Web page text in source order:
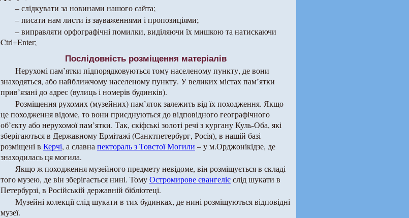
– слідкувати за новинами нашого сайта;
– писати нам листи із зауваженнями і пропозиціями;
– виправляти орфографічні помилки, виділяючи їх мишкою та натискаючи
Ctrl+Enter;
Послідовність розміщення матеріалів
Нерухомі пам’ятки підпорядковуються тому населеному пункту, де вони
знаходяться, або найближчому населеному пункту. У великих містах пам’ятки
прив’язані до адрес (вулиць і номерів будинків).
Розміщення рухомих (музейних) пам’яток залежить від їх походження. Якщо
це походження відоме, то вони приєднуються до відповідного географічного
об’єкту або нерухомої пам’ятки. Так, скіфські золоті речі з кургану Куль-Оба, які
зберігаються в Державному Ермітажі (Санктпетербург, Росія), в нашій базі
розміщені в Керчі, а славна пектораль з Товстої Могили – у м.Орджонікідзе, де
знаходилась ця могила.
Якщо ж походження музейного предмету невідоме, він розміщується в складі
того музею, де він зберігається нині. ТомуОстромирове євангелієслід шукати в
Петербурзі, в Російській державній бібліотеці.
Музейні колекції слід шукати в тих будинках, де нині розміщуються відповідні
музеї.